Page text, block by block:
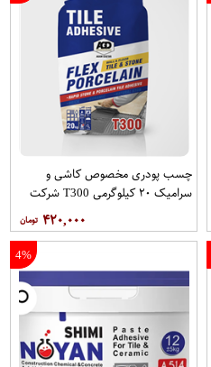
چسب پودری مخصوص کاشی و
سرامیک ۲۰ کیلوگرمی T300 شرکت
۴۲۰,۰۰۰
4%